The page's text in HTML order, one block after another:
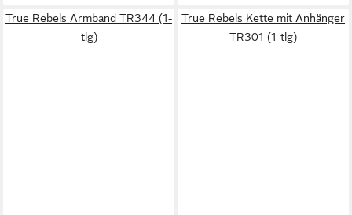
True Rebels Armband TR344 (1-
tlg)
True Rebels Kette mit Anhänger
TR301 (1-tlg)